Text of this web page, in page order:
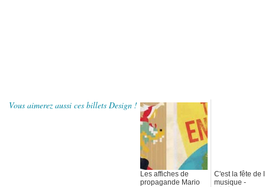
Vous aimerez aussi ces billets Design !
Les affiches de
propagande Mario
C'est la fête de
musique -